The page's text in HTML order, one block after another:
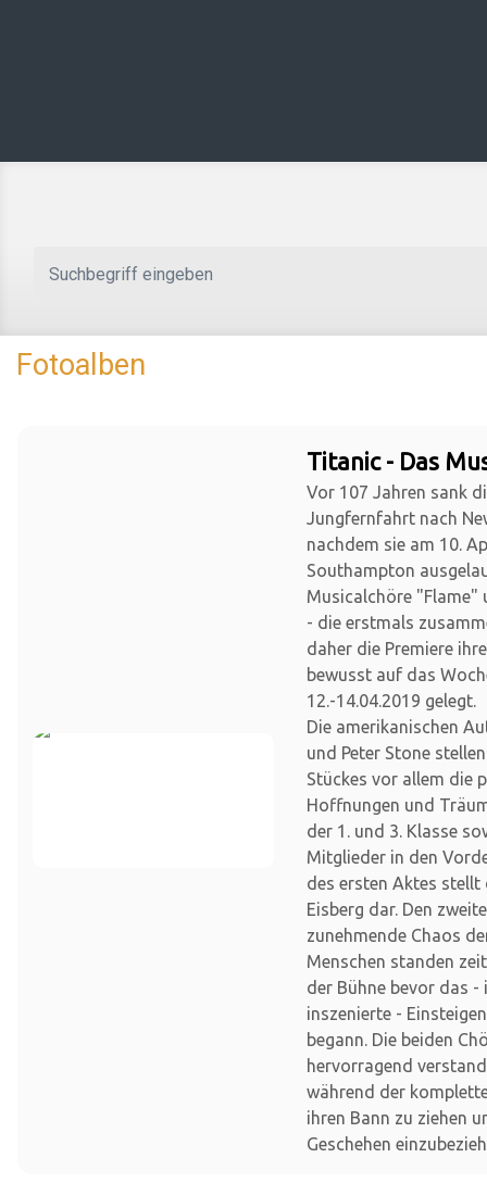
Fotoalben
Titanic - Das
Vor 107 Jahren sank
Jungfernfahrt nach
nachdem sie am 10.
Southampton
Musicalchöre "Flame"
- die erstmals
daher die Premiere
bewusst auf das
12.-14.04.2019 gelegt.
Die amerikanischen
und Peter Stone
Stückes vor allem die
Hoffnungen und
der 1. und 3. Klasse
Mitglieder in den
des ersten Aktes
Eisberg dar. Den
zunehmende Chaos
Menschen standen
der Bühne bevor das
inszenierte -
begann. Die beiden
hervorragend
während der
ihren Bann zu ziehen
Geschehen